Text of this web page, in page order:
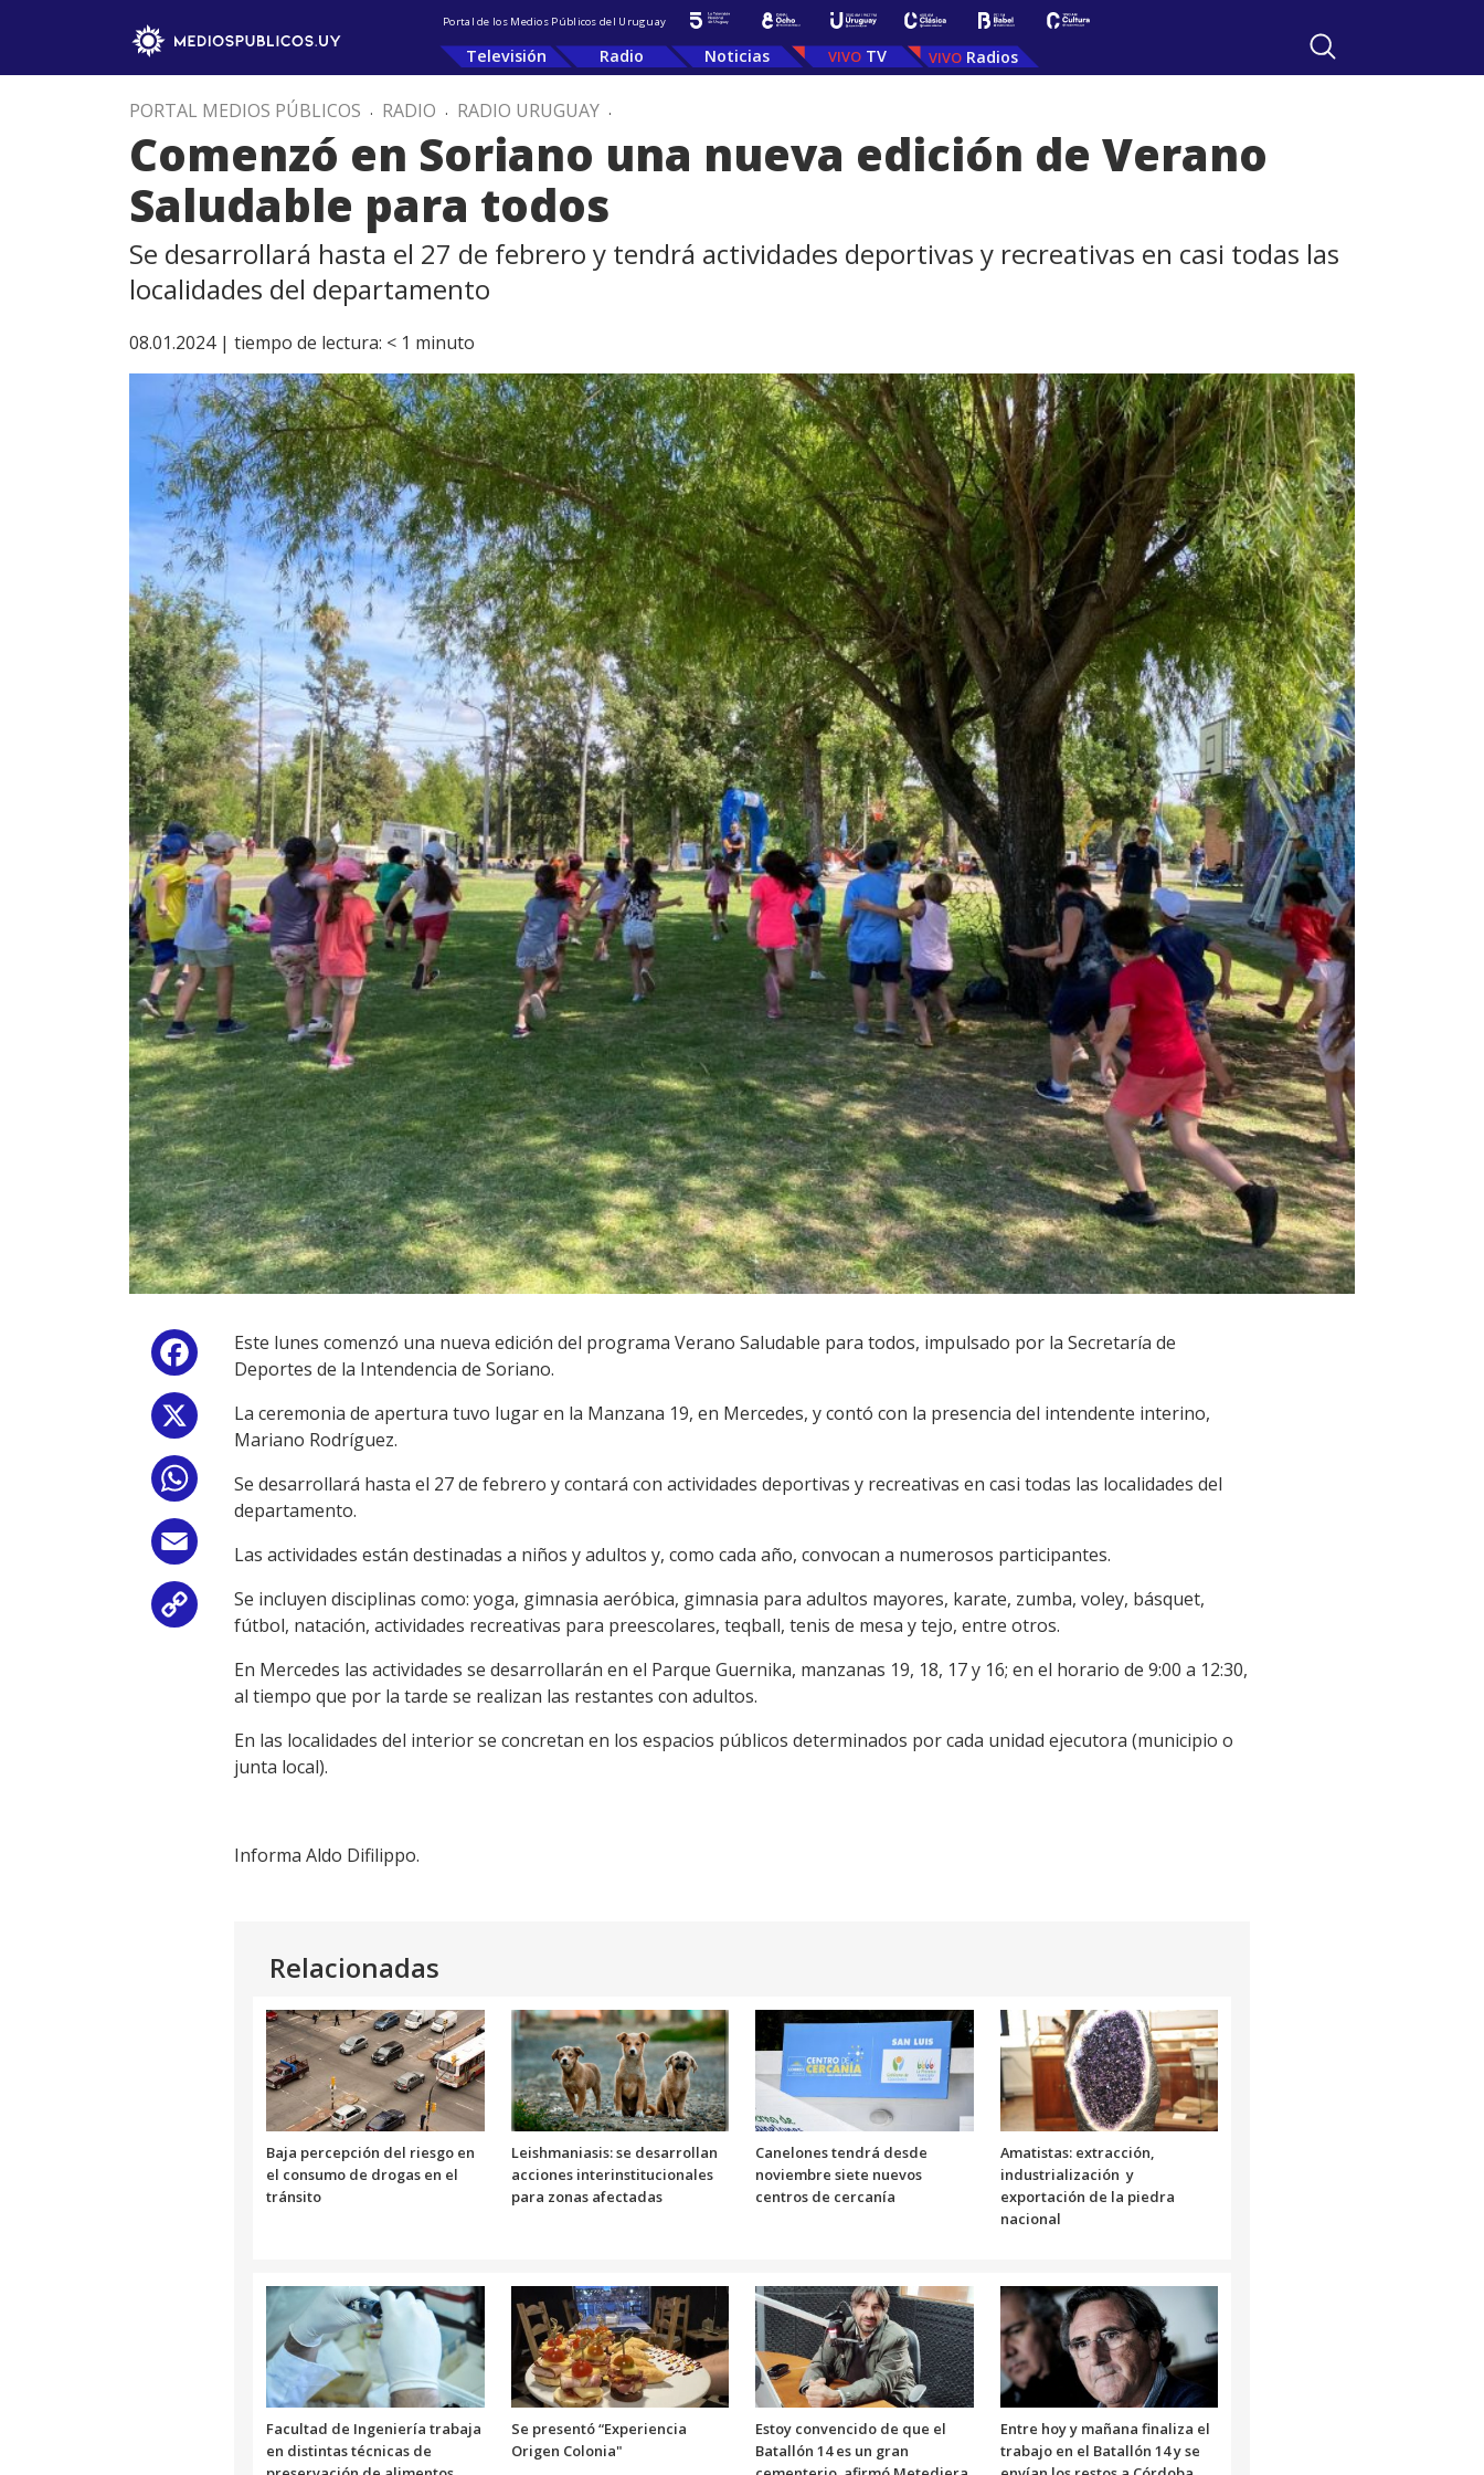
Portal de los Medios Públicos del Uruguay
Televisión Radio Noticias TV Radios
PORTAL MEDIOS PÚBLICOS . RADIO . RADIO URUGUAY .
Comenzó en Soriano una nueva edición de Verano
Saludable para todos
Se desarrollará hasta el 27 de febrero y tendrá actividades deportivas y recreativas en casi todas las
localidades del departamento
08.01.2024 | tiempo de lectura: < 1 minuto
Facebook
WhatsApp
Email
Copy
Este lunes comenzó una nueva edición del programa Verano Saludable para todos, impulsado por la Secretaría de
Deportes de la Intendencia de Soriano.
La ceremonia de apertura tuvo lugar en la Manzana 19, en Mercedes, y contó con la presencia del intendente interino,
Mariano Rodríguez.
Se desarrollará hasta el 27 de febrero y contará con actividades deportivas y recreativas en casi todas las localidades del
departamento.
Las actividades están destinadas a niños y adultos y, como cada año, convocan a numerosos participantes.
Se incluyen disciplinas como: yoga, gimnasia aeróbica, gimnasia para adultos mayores, karate, zumba, voley, básquet,
fútbol, natación, actividades recreativas para preescolares, teqball, tenis de mesa y tejo, entre otros.
En Mercedes las actividades se desarrollarán en el Parque Guernika, manzanas 19, 18, 17 y 16; en el horario de 9:00 a 12:30,
al tiempo que por la tarde se realizan las restantes con adultos.
En las localidades del interior se concretan en los espacios públicos determinados por cada unidad ejecutora (municipio o
junta local).
Informa Aldo Difilippo.
Relacionadas
Baja percepción del riesgo en
el consumo de drogas en el
tránsito
Leishmaniasis: se desarrollan
acciones interinstitucionales
para zonas afectadas
Canelones tendrá desde
noviembre siete nuevos
centros de cercanía
Amatistas: extracción,
industrialización y
exportación de la piedra
nacional
Facultad de Ingeniería trabaja
en distintas técnicas de
Se presentó “Experiencia
Origen Colonia"
Estoy convencido de que el
Batallón 14 es un gran
Entre hoy y mañana finaliza el
trabajo en el Batallón 14 y se